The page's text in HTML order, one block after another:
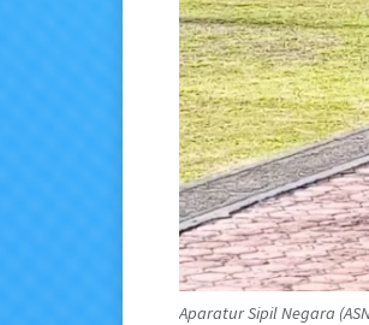
Aparatur Sipil Negara